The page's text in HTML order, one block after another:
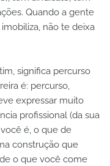
Quando a gente
não te deixa
significa percurso
é: percurso,
expressar muito
profissional (da sua
é, o que de
construção que
o que você come